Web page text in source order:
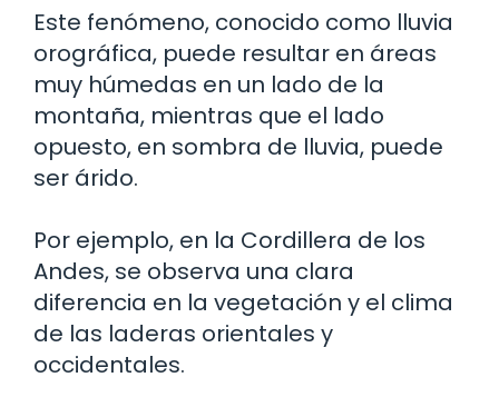
Este fenómeno, conocido como lluvia
orográfica, puede resultar en áreas
muy húmedas en un lado de la
montaña, mientras que el lado
opuesto, en sombra de lluvia, puede
ser árido.
Por ejemplo, en la Cordillera de los
Andes, se observa una clara
diferencia en la vegetación y el clima
de las laderas orientales y
occidentales.